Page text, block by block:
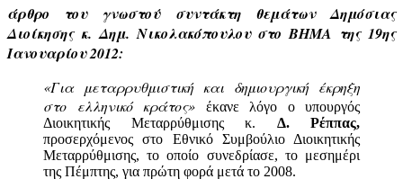
άρθρο του γνωστού συντάκτη θεμάτων Δημόσιας
Διοίκησης κ. Δημ. Νικολακόπουλου στο ΒΗΜΑ της 19ης
Ιανουαρίου 2012:
«Για μεταρρυθμιστική και δημιουργική έκρηξη
στο ελληνικό κράτος»
έκανε λόγο ο υπουργός
Διοικητικής Μεταρρύθμισης κ. Δ. Ρέππας,
προσερχόμενος στο Εθνικό Συμβούλιο Διοικητικής
Μεταρρύθμισης, το οποίο συνεδρίασε, το μεσημέρι
της Πέμπτης, για πρώτη φορά μετά το 2008.